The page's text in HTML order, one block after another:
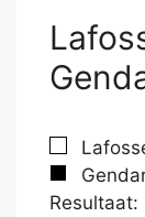
Resultaat: